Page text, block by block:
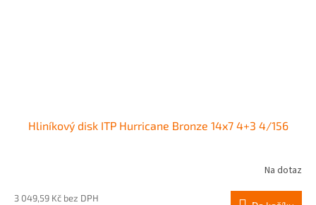
Hliníkový disk ITP Hurricane Bronze 14x7 4+3 4/156
Na dotaz
3 049,59 Kč bez DPH